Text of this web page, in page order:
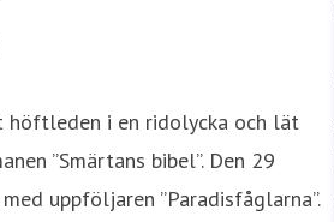
höftleden i en ridolycka och lät
”Smärtans bibel”. Den 29
uppföljaren ”Paradisfåglarna”.